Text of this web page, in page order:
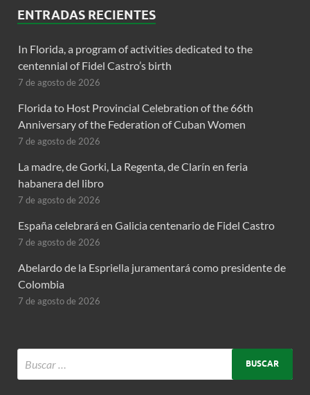
ENTRADAS RECIENTES
In Florida, a program of activities dedicated to the
centennial of Fidel Castro’s birth
7 de agosto de 2026
Florida to Host Provincial Celebration of the 66th
Anniversary of the Federation of Cuban Women
7 de agosto de 2026
La madre, de Gorki, La Regenta, de Clarín en feria
habanera del libro
7 de agosto de 2026
España celebrará en Galicia centenario de Fidel Castro
7 de agosto de 2026
Abelardo de la Espriella juramentará como presidente de
Colombia
7 de agosto de 2026